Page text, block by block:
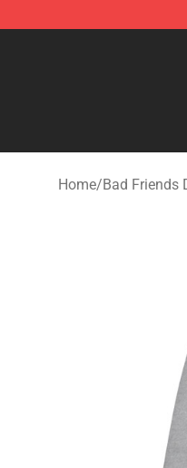
Bad Friends Shop
Home/Bad Friends